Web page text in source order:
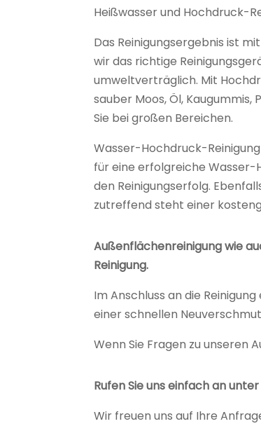
Heißwasser und Hochdruck-
Das Reinigungsergebnis ist
wir das richtige
umweltverträglich. Mit
sauber Moos, Öl,
Sie bei großen Bereichen.
Wasser-Hochdruck-
für eine erfolgreiche Wasser-
den Reinigungserfolg.
zutreffend steht einer
Außenflächenreinigung wie
Reinigung.
Im Anschluss an die
einer schnellen
Wenn Sie Fragen zu unseren
Rufen Sie uns einfach an
Wir freuen uns auf Ihre